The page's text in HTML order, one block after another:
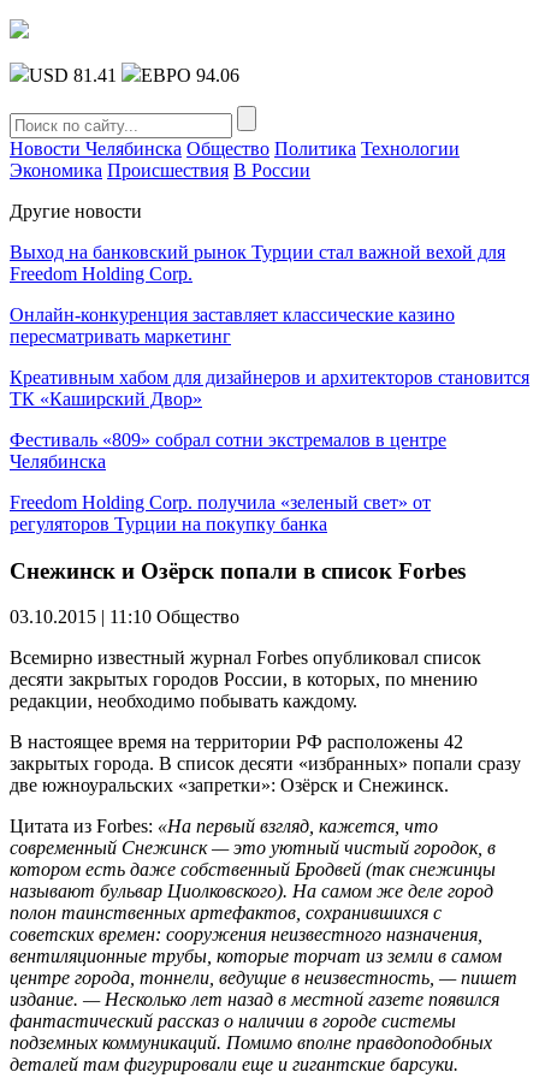
USD 81.41 ЕВРО 94.06
Новости Челябинска Общество Политика Технологии
Экономика Происшествия В России
Другие новости
Выход на банковский рынок Турции стал важной вехой для
Freedom Holding Corp.
Онлайн-конкуренция заставляет классические казино
пересматривать маркетинг
Креативным хабом для дизайнеров и архитекторов становится
ТК «Каширский Двор»
Фестиваль «809» собрал сотни экстремалов в центре
Челябинска
Freedom Holding Corp. получила «зеленый свет» от
регуляторов Турции на покупку банка
Снежинск и Озёрск попали в список Forbes
03.10.2015 | 11:10 Общество
Всемирно известный журнал Forbes опубликовал список
десяти закрытых городов России, в которых, по мнению
редакции, необходимо побывать каждому.
В настоящее время на территории РФ расположены 42
закрытых города. В список десяти «избранных» попали сразу
две южноуральских «запретки»: Озёрск и Снежинск.
Цитата из Forbes: «На первый взгляд, кажется, что
современный Снежинск — это уютный чистый городок, в
котором есть даже собственный Бродвей (так снежинцы
называют бульвар Циолковского). На самом же деле город
полон таинственных артефактов, сохранившихся с
советских времен: сооружения неизвестного назначения,
вентиляционные трубы, которые торчат из земли в самом
центре города, тоннели, ведущие в неизвестность, — пишет
издание. — Несколько лет назад в местной газете появился
фантастический рассказ о наличии в городе системы
подземных коммуникаций. Помимо вполне правдоподобных
деталей там фигурировали еще и гигантские барсуки.